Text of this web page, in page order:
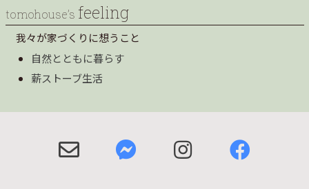
tomohouse’s feeling
我々が家づくりに想うこと
自然とともに暮らす
薪ストーブ生活